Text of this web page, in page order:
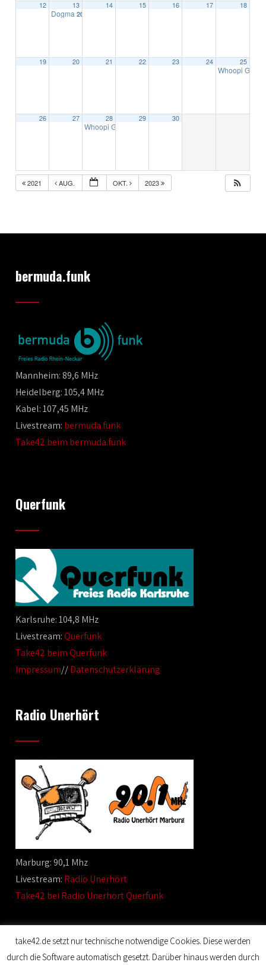
12 13
Dogma20:00
14 15 16 17 18
19 20 21 22 23 24 25
Whoopi
26 27 28
Whoopi Goldberg
29 30
2021 AUG. OKT. 2023
bermuda.funk
Mannheim: 89,6 MHz
Heidelberg: 105,4 MHz
Kabel: 107,45 MHz
Livestream: bermuda.funk
Take42 beim bermuda.funk
Querfunk
Karlsruhe: 104,8 MHz
Livestream:Querfunk
Take42 beim Querfunk
Impressum//Datenschutzerklärung
Radio Unerhört
Marburg: 90,1 Mhz
Livestream: Radio Unerhört
Take42 bei Radio Unerhört Querfunk
take42.de setzt nur technische notwendige Cookies. Diese werden
durch die Software automatisch gesetzt. Darüber hinaus werden durch